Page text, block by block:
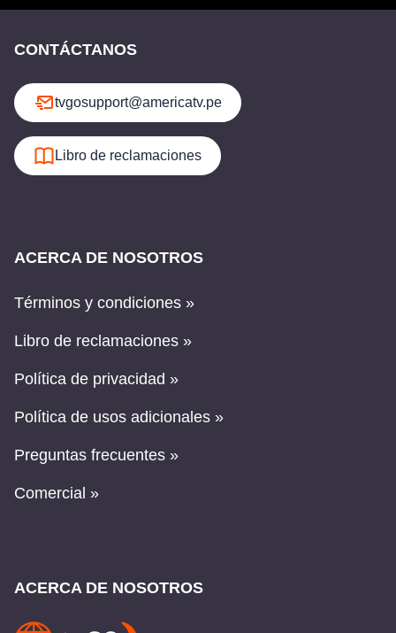
CONTÁCTANOS
tvgosupport@americatv.pe
Libro de reclamaciones
ACERCA DE NOSOTROS
Términos y condiciones »
Libro de reclamaciones »
Política de privacidad »
Política de usos adicionales »
Preguntas frecuentes »
Comercial »
ACERCA DE NOSOTROS